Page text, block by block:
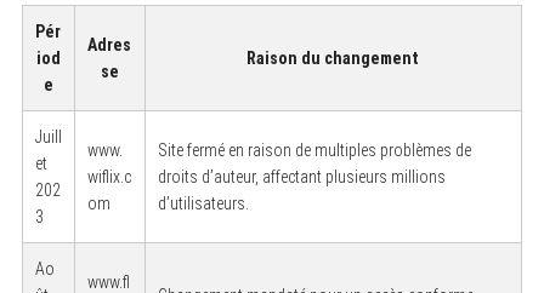
Pér
iod
e
Adres
se
Raison du changement
Juill
et
202
3
www.
wiflix.c
om
Site fermé en raison de multiples problèmes de
droits d’auteur, affectant plusieurs millions
d’utilisateurs.
Ao
www.fl